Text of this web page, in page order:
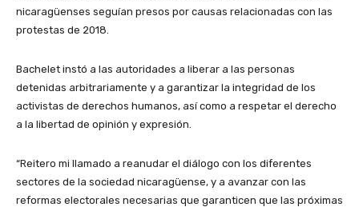
nicaragüenses seguían presos por causas relacionadas con las
protestas de 2018.
Bachelet instó a las autoridades a liberar a las personas
detenidas arbitrariamente y a garantizar la integridad de los
activistas de derechos humanos, así como a respetar el derecho
a la libertad de opinión y expresión.
“Reitero mi llamado a reanudar el diálogo con los diferentes
sectores de la sociedad nicaragüense, y a avanzar con las
reformas electorales necesarias que garanticen que las próximas